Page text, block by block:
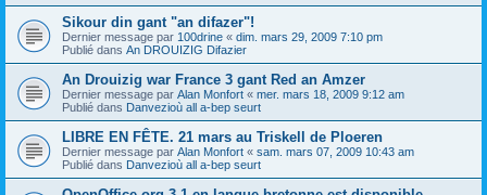
Sikour din gant "an difazer"!
Dernier message par 100drine « dim. mars 29, 2009 7:10 pm
Publié dans An DROUIZIG Difazier
An Drouizig war France 3 gant Red an Amzer
Dernier message par Alan Monfort « mer. mars 18, 2009 9:12 am
Publié dans Danvezioù all a-bep seurt
LIBRE EN FÊTE. 21 mars au Triskell de Ploeren
Dernier message par Alan Monfort « sam. mars 07, 2009 10:43 am
Publié dans Danvezioù all a-bep seurt